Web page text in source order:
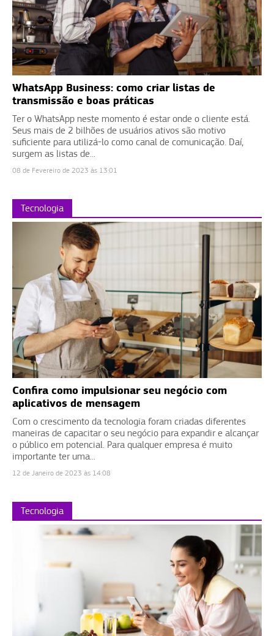
WhatsApp Business: como criar listas de
transmissão e boas práticas
Ter o WhatsApp neste momento é estar onde o cliente está.
Seus mais de 2 bilhões de usuários ativos são motivo
suficiente para utilizá-lo como canal de comunicação. Daí,
surgem as listas de...
08 de Fevereiro de 2023 às 13:01
Tecnologia
Confira como impulsionar seu negócio com
aplicativos de mensagem
Com o crescimento da tecnologia foram criadas diferentes
maneiras de capacitar o seu negócio para expandir e alcançar
o público em potencial. Para qualquer empresa é muito
importante ter uma...
12 de Janeiro de 2023 às 14:08
Tecnologia